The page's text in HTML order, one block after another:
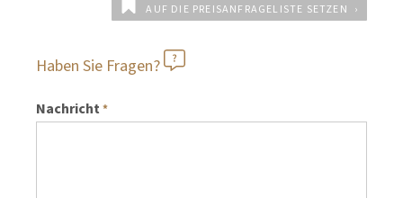
AUF DIE PREISANFRAGELISTE SETZEN
Haben Sie Fragen?
Nachricht*